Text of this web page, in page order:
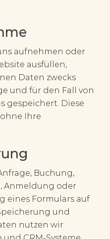
aufnehmen oder
ausfüllen,
Daten zwecks
und für den Fall von
gespeichert. Diese
Ihre
Buchung,
Anmeldung oder
eines Formulars auf
und
nutzen wir